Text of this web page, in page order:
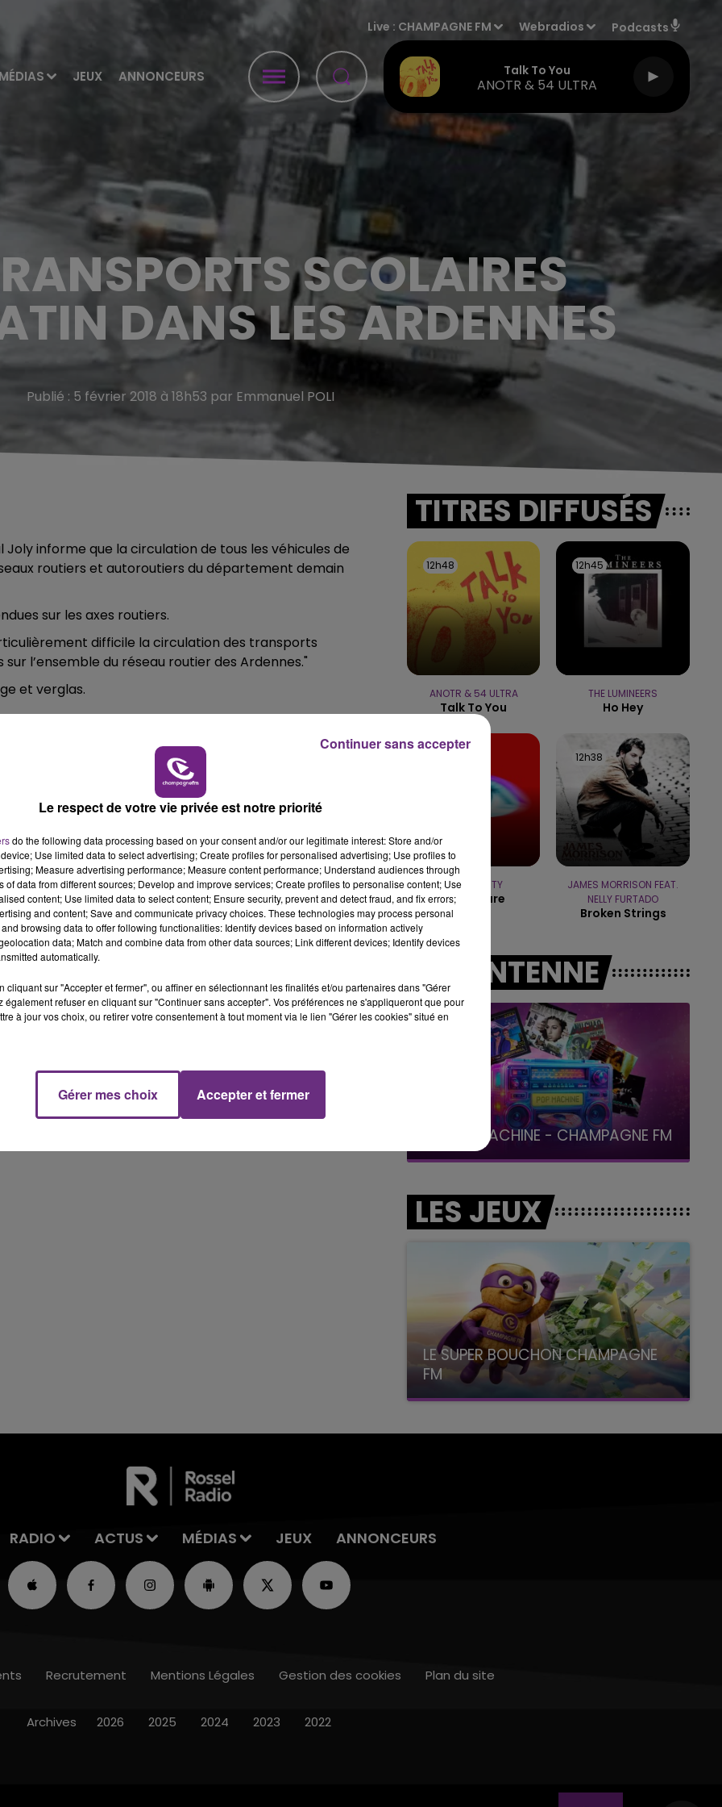
MÉDIAS JEUX ANNONCEURS
Live : CHAMPAGNE FM Webradios Podcasts
Talk To You
ANOTR & 54 ULTRA
LA RADIO POP
15h00 - 19h00
LE CLUB CHAMPAGNE FM
SCOLAIRES
DANS LES ARDENNES
Publié : 5 février 2018 à 18h53 par Emmanuel POLI
informe que la circulation de tous les véhicules de
routiers et autoroutiers du département demain
sur les axes routiers.
difficile la circulation des transports
l’ensemble du réseau routier des Ardennes."
et verglas.
LE MAGASIN JOUÉCLUB DE REIMS FERME
SES PORTES
C'était l'une des institutions du centre-ville
fermer ses portes.
TITRES DIFFUSÉS
12h48
12h48
ANOTR & 54 ULTRA
Talk To You
12h45
12h45
THE LUMINEERS
Ho Hey
TEMPER CITY
Self Aware
12h38
12h38
JAMES MORRISON FEAT.
NELLY FURTADO
Broken Strings
A L'ANTENNE
15h00 - 19h00
LA POP MACHINE - CHAMPAGNE FM
LES JEUX
LE SUPER BOUCHON CHAMPAGNE
FM
avec La Famille Champagne FM, à 8H10
RADIO ACTUS MÉDIAS JEUX ANNONCEURS
Recrutement Mentions Légales Gestion des cookies Plan du site
Archives 2026 2025 2024 2023 2022
Le respect de votre vie privée est notre priorité
do the following data processing based on your consent and/or our legitimate interest: Store and/or
Use limited data to select advertising; Create profiles for personalised advertising; Use profiles to
Measure advertising performance; Measure content performance; Understand audiences through
of data from different sources; Develop and improve services; Create profiles to personalise content; Use
content; Use limited data to select content; Ensure security, prevent and detect fraud, and fix errors;
and content; Save and communicate privacy choices. These technologies may process personal
browsing data to offer following functionalities: Identify devices based on information actively
data; Match and combine data from other data sources; Link different devices; Identify devices
automatically.
cliquant sur "Accepter et fermer", ou affiner en sélectionnant les finalités et/ou partenaires dans "Gérer
également refuser en cliquant sur "Continuer sans accepter". Vos préférences ne s'appliqueront que pour
à jour vos choix, ou retirer votre consentement à tout moment via le lien "Gérer les cookies" situé en
Gérer mes choix Accepter et fermer
Continuer sans accepter